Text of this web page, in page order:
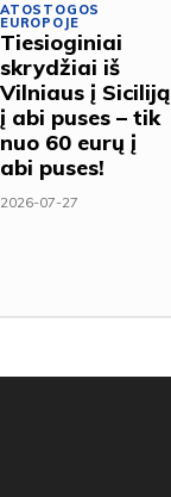
ATOSTOGOS
EUROPOJE
Tiesioginiai
skrydžiai iš
Vilniaus į Siciliją
į abi puses – tik
nuo 60 eurų į
abi puses!
2026-07-27